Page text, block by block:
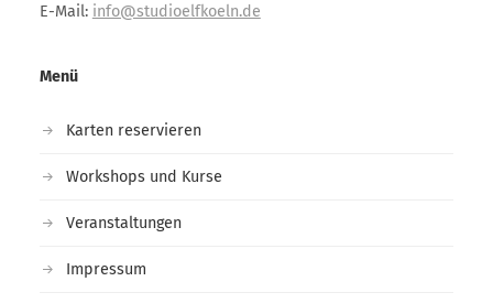
E-Mail: info@studioelfkoeln.de
Menü
Karten reservieren
Workshops und Kurse
Veranstaltungen
Impressum